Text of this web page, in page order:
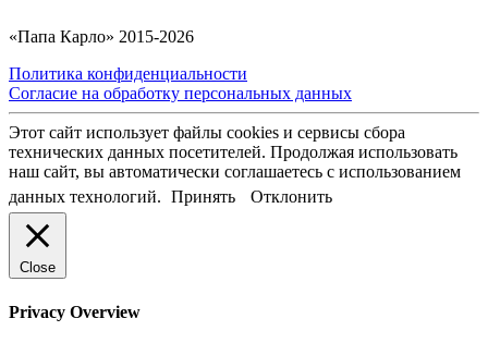
«Папа Карло» 2015-2026
Политика конфиденциальности
Согласие на обработку персональных данных
Этот сайт использует файлы cookies и сервисы сбора
технических данных посетителей. Продолжая использовать
наш сайт, вы автоматически соглашаетесь с использованием
данных технологий. Принять Отклонить
Close
Privacy Overview